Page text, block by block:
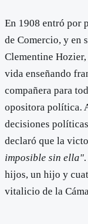
En 1908 entró por
de Comercio, y en
Clementine
vida enseñando
compañera para
opositora política.
decisiones
declaró que la
imposible sin ella"
hijos, un hijo y
vitalicio de la